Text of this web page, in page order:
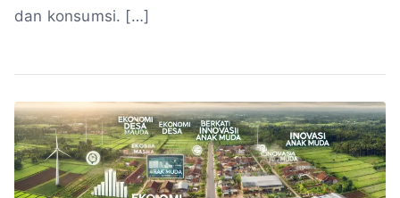
dan konsumsi. […]